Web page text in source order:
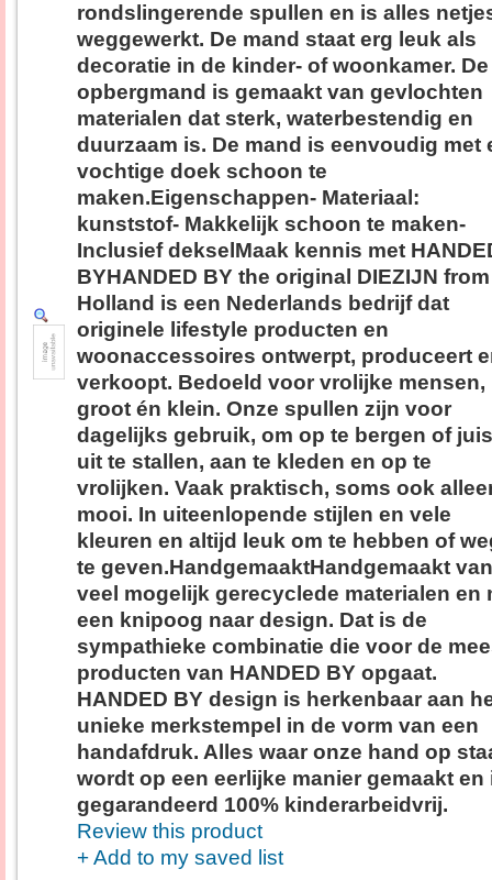
rondslingerende spullen en is alles
weggewerkt. De mand staat erg leuk als
decoratie in de kinder- of woonkamer. De
opbergmand is gemaakt van gevlochten
materialen dat sterk, waterbestendig en
duurzaam is. De mand is eenvoudig met
vochtige doek schoon te
maken.Eigenschappen- Materiaal:
kunststof- Makkelijk schoon te maken-
Inclusief dekselMaak kennis met
BYHANDED BY the original DIEZIJN from
Holland is een Nederlands bedrijf dat
originele lifestyle producten en
woonaccessoires ontwerpt, produceert
verkoopt. Bedoeld voor vrolijke mensen,
groot én klein. Onze spullen zijn voor
dagelijks gebruik, om op te bergen of
uit te stallen, aan te kleden en op te
vrolijken. Vaak praktisch, soms ook
mooi. In uiteenlopende stijlen en vele
kleuren en altijd leuk om te hebben of
te geven.HandgemaaktHandgemaakt
veel mogelijk gerecyclede materialen en
een knipoog naar design. Dat is de
sympathieke combinatie die voor de
producten van HANDED BY opgaat.
HANDED BY design is herkenbaar aan
unieke merkstempel in de vorm van een
handafdruk. Alles waar onze hand op
wordt op een eerlijke manier gemaakt en
gegarandeerd 100% kinderarbeidvrij.
Review this product
+ Add to my saved list